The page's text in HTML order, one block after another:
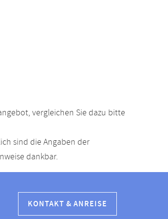
vergleichen Sie dazu bitte
sind die Angaben der
dankbar.
KONTAKT & ANREISE